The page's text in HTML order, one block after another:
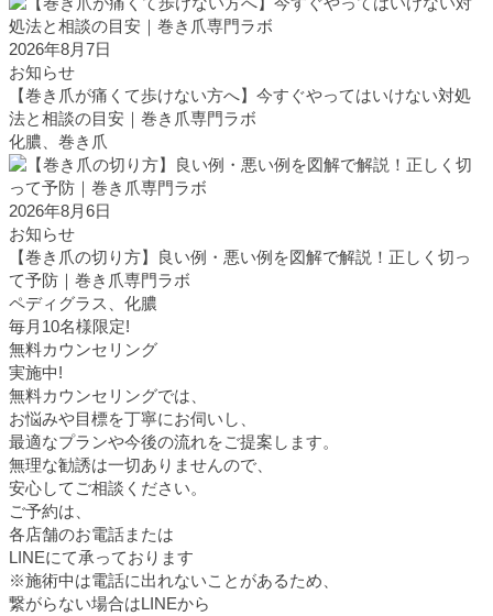
2026年8月7日
お知らせ
【巻き爪が痛くて歩けない方へ】今すぐやってはいけない対処
法と相談の目安｜巻き爪専門ラボ
化膿、巻き爪
2026年8月6日
お知らせ
【巻き爪の切り方】良い例・悪い例を図解で解説！正しく切っ
て予防｜巻き爪専門ラボ
ペディグラス、化膿
毎月10名様限定!
無料カウンセリング
実施中!
無料カウンセリングでは、
お悩みや目標を丁寧にお伺いし、
最適なプランや今後の流れをご提案します。
無理な勧誘は一切ありませんので、
安心してご相談ください。
ご予約は、
各店舗のお電話または
LINEにて承っております
※施術中は電話に出れないことがあるため、
繋がらない場合はLINEから